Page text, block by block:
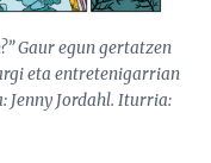
Gaur egun gertatzen
eta entretenigarrian
Jenny Jordahl. Iturria: